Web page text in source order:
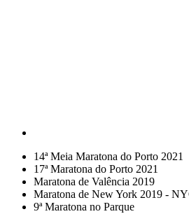
14ª Meia Maratona do Porto 2021
17ª Maratona do Porto 2021
Maratona de Valência 2019
Maratona de New York 2019 -
9ª Maratona no Parque